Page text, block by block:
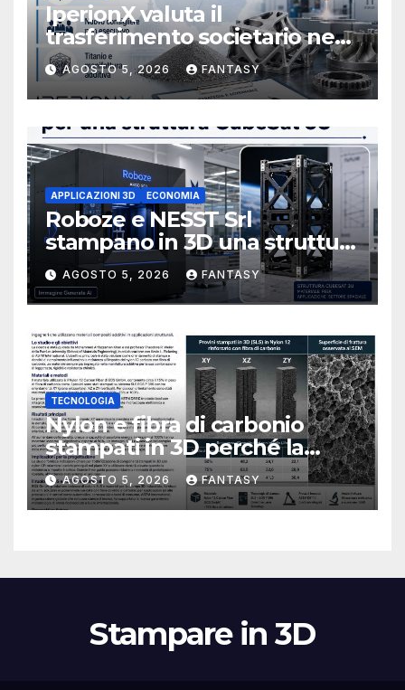
IperionX valuta il
trasferimento societario negli
Stati Uniti e rafforza il board,
ha nominato Michael J.
Loparco amministratore
indipendente non esecutivo
AGOSTO 5, 2026 FANTASY
APPLICAZIONI 3D ECONOMIA
Roboze e NESST Srl
stampano in 3D una struttura
CubeSat 3U in Carbon PEEK
AGOSTO 5, 2026 FANTASY
TECNOLOGIA
Nylon e fibra di carbonio
stampati in 3D perché la
resistenza agli urti dipende
dal processo
AGOSTO 5, 2026 FANTASY
Stampare in 3D